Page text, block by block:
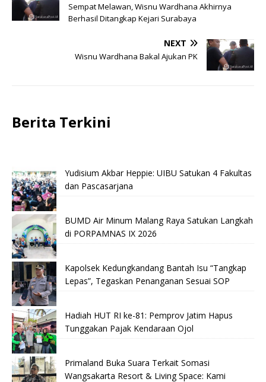
Sempat Melawan, Wisnu Wardhana Akhirnya
Berhasil Ditangkap Kejari Surabaya
NEXT
Wisnu Wardhana Bakal Ajukan PK
Berita Terkini
Yudisium Akbar Heppie: UIBU Satukan 4 Fakultas
dan Pascasarjana
BUMD Air Minum Malang Raya Satukan Langkah
di PORPAMNAS IX 2026
Kapolsek Kedungkandang Bantah Isu “Tangkap
Lepas”, Tegaskan Penanganan Sesuai SOP
Hadiah HUT RI ke-81: Pemprov Jatim Hapus
Tunggakan Pajak Kendaraan Ojol
Primaland Buka Suara Terkait Somasi
Wangsakarta Resort & Living Space: Kami